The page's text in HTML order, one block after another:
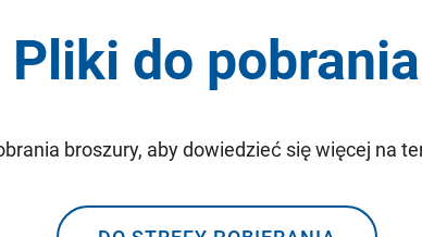
Pliki do pobrania
broszury, aby dowiedzieć się więcej na